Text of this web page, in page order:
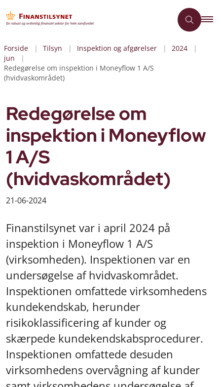
Forside Tilsyn Inspektion og afgørelser
2024
jun
Redegørelse om inspektion i Moneyflow 1 A/S
(hvidvaskområdet)
Redegørelse om
inspektion i Moneyflow
1 A/S
(hvidvaskområdet)
21-06-2024
Finanstilsynet var i april 2024 på
inspektion i Moneyflow 1 A/S
(virksomheden). Inspektionen var en
undersøgelse af hvidvaskområdet.
Inspektionen omfattede virksomhedens
kundekendskab, herunder
risikoklassificering af kunder og
skærpede kundekendskabsprocedurer.
Inspektionen omfattede desuden
virksomhedens overvågning af kunder